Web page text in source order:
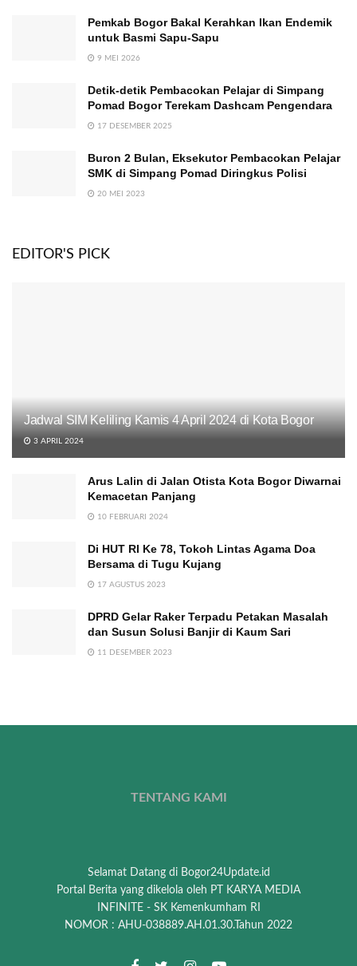
Pemkab Bogor Bakal Kerahkan Ikan Endemik
untuk Basmi Sapu-Sapu
9 MEI 2026
Detik-detik Pembacokan Pelajar di Simpang
Pomad Bogor Terekam Dashcam Pengendara
17 DESEMBER 2025
Buron 2 Bulan, Eksekutor Pembacokan Pelajar
SMK di Simpang Pomad Diringkus Polisi
20 MEI 2023
EDITOR'S PICK
Jadwal SIM Keliling Kamis 4 April 2024 di Kota Bogor
3 APRIL 2024
Arus Lalin di Jalan Otista Kota Bogor Diwarnai
Kemacetan Panjang
10 FEBRUARI 2024
Di HUT RI Ke 78, Tokoh Lintas Agama Doa
Bersama di Tugu Kujang
17 AGUSTUS 2023
DPRD Gelar Raker Terpadu Petakan Masalah
dan Susun Solusi Banjir di Kaum Sari
11 DESEMBER 2023
TENTANG KAMI
Selamat Datang di Bogor24Update.id
Portal Berita yang dikelola oleh PT KARYA MEDIA
INFINITE - SK Kemenkumham RI
NOMOR : AHU-038889.AH.01.30.Tahun 2022